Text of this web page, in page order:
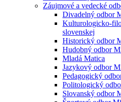
Záujmové a vedecké
Divadelný odbor
Kulturologicko-
slovenskej
Historický odbor
Hudobný odbor
Mladá Matica
Jazykový odbor
Pedagogický
Politologický
Slovanský odbor